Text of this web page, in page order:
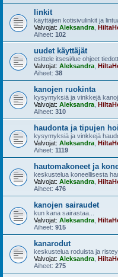
linkit
käyttäjien kotisivulinkit ja
Valvojat: Aleksandra
Aiheet: 102
uudet käyttäjät
esittele itsesi/lue ohjeet
Valvojat: Aleksandra
Aiheet: 38
kanojen ruokinta
kysymyksiä ja vinkkejä
Valvojat: Aleksandra
Aiheet: 310
haudonta ja tipujen
kysymyksiä ja vinkkejä
Valvojat: Aleksandra
Aiheet: 1119
hautomakoneet ja
keskustelua koneellisesta
Valvojat: Aleksandra
Aiheet: 476
kanojen sairaudet
kun kana sairastaa...
Valvojat: Aleksandra
Aiheet: 915
kanarodut
keskustelua roduista ja
Valvojat: Aleksandra
Aiheet: 275